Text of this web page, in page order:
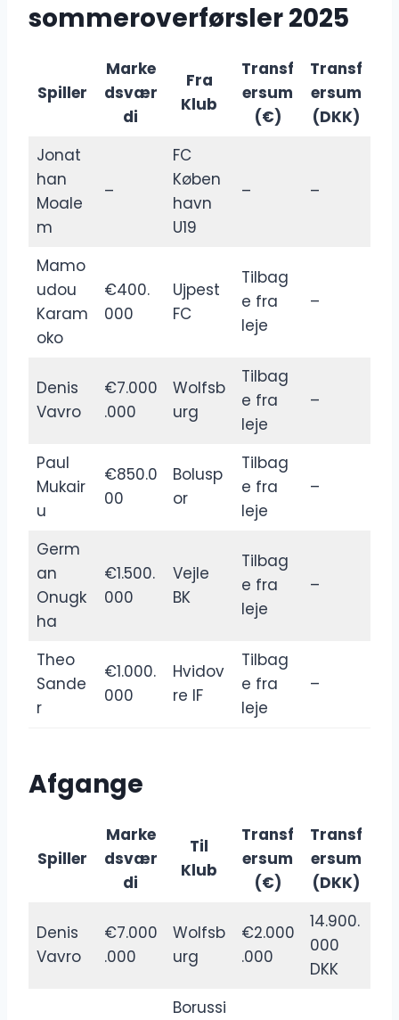
sommeroverførsler 2025
Spiller
Marke
dsvær
di
Fra
Klub
Transf
ersum
(€)
Transf
ersum
(DKK)
Jonat
han
Moale
m
–
FC
Køben
havn
U19
– –
Mamo
udou
Karam
oko
€400.
000
Ujpest
FC
Tilbag
e fra
leje
–
Denis
Vavro
€7.000
.000
Wolfsb
urg
Tilbag
e fra
leje
–
Paul
Mukair
u
€850.0
00
Bolusp
or
Tilbag
e fra
leje
–
Germ
an
Onugk
ha
€1.500.
000
Vejle
BK
Tilbag
e fra
leje
–
Theo
Sande
r
€1.000.
000
Hvidov
re IF
Tilbag
e fra
leje
–
Afgange
Spiller
Marke
dsvær
di
Til
Klub
Transf
ersum
(€)
Transf
ersum
(DKK)
Denis
Vavro
€7.000
.000
Wolfsb
urg
€2.000
.000
14.900.
000
DKK
Borussi